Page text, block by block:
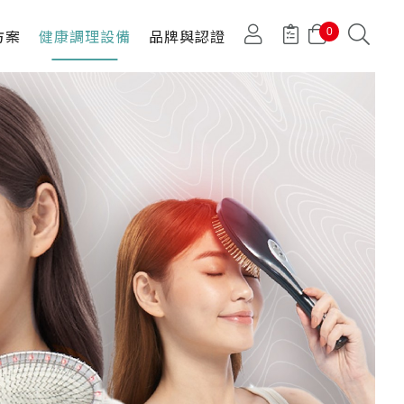
0
案 健康調理設備 品牌與認證